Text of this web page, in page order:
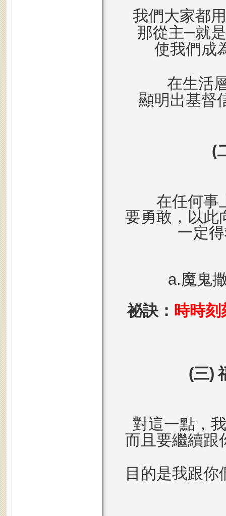
我們大家都
那從主─就
使我們成
在生活
顯明出基督
(
在任何事
要勇敢，以此
一定
a.魔鬼
祕訣： 時時刻
(三)
對這一點，
而且要繼續跟
目的是我跟